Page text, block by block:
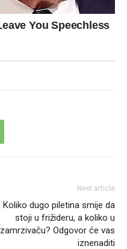
Next article
Koliko dugo piletina smije da
stoji u frižideru, a koliko u
zamrzivaču? Odgovor će vas
iznenaditi